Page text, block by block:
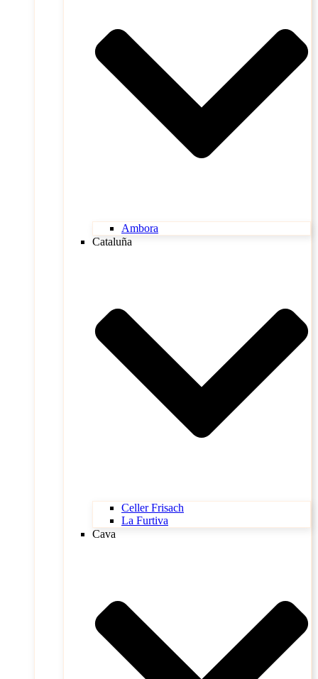
Ambora
Cataluña
Celler Frisach
La Furtiva
Cava